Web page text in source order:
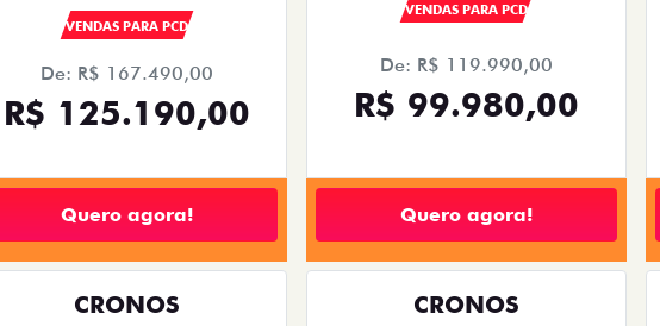
VENDAS PARA PCD
De: R$ 167.490,00
R$ 125.190,00
Quero agora!
VENDAS PARA PCD
De: R$ 119.990,00
R$ 99.980,00
Quero agora!
CRONOS CRONOS